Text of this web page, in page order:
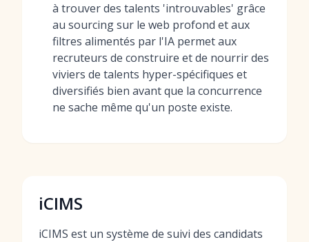
à trouver des talents 'introuvables' grâce
au sourcing sur le web profond et aux
filtres alimentés par l'IA permet aux
recruteurs de construire et de nourrir des
viviers de talents hyper-spécifiques et
diversifiés bien avant que la concurrence
ne sache même qu'un poste existe.
iCIMS
iCIMS est un système de suivi des candidats